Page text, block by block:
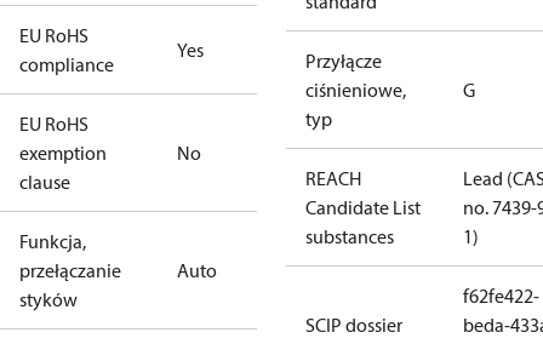
EU RoHS
compliance
Yes
EU RoHS
exemption
clause
No
Funkcja,
przełączanie
styków
Auto
Przyłącze
ciśnieniowe,
typ
G
REACH
Candidate List
substances
Lead
no. 7439-
1)
SCIP dossier
f62fe422-
beda-